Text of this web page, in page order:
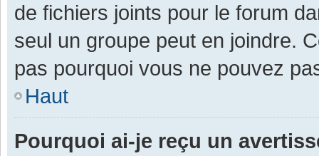
de fichiers joints pour le forum
seul un groupe peut en joindre.
pas pourquoi vous ne pouvez
Haut
Pourquoi ai-je reçu un